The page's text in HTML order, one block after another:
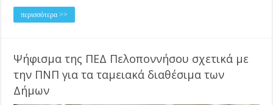
περισσότερα >>
Ψήφισμα της ΠΕΔ Πελοποννήσου σχετικά με
την ΠΝΠ για τα ταμειακά διαθέσιμα των
Δήμων